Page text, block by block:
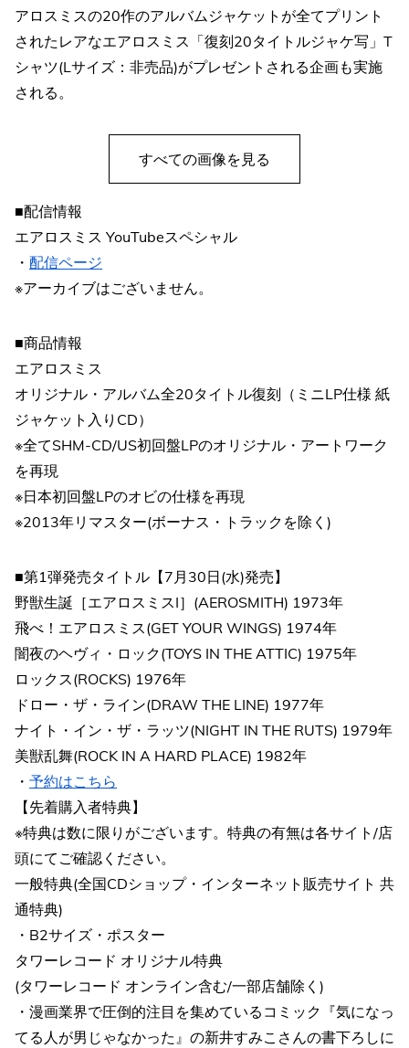
アロスミスの20作のアルバムジャケットが全てプリント
されたレアなエアロスミス「復刻20タイトルジャケ写」T
シャツ(Lサイズ：非売品)がプレゼントされる企画も実施
される。
すべての画像を見る
■配信情報
エアロスミス YouTubeスペシャル
・ 配信ページ
※アーカイブはございません。
■商品情報
エアロスミス
オリジナル・アルバム全20タイトル復刻（ミニLP仕様 紙
ジャケット入りCD）
※全てSHM-CD/US初回盤LPのオリジナル・アートワーク
を再現
※日本初回盤LPのオビの仕様を再現
※2013年リマスター(ボーナス・トラックを除く)
■第1弾発売タイトル【7月30日(水)発売】
野獣生誕［エアロスミスI］(AEROSMITH) 1973年
飛べ！エアロスミス(GET YOUR WINGS) 1974年
闇夜のヘヴィ・ロック(TOYS IN THE ATTIC) 1975年
ロックス(ROCKS) 1976年
ドロー・ザ・ライン(DRAW THE LINE) 1977年
ナイト・イン・ザ・ラッツ(NIGHT IN THE RUTS) 1979年
美獣乱舞(ROCK IN A HARD PLACE) 1982年
・ 予約はこちら
【先着購入者特典】
※特典は数に限りがございます。特典の有無は各サイト/店
頭にてご確認ください。
一般特典(全国CDショップ・インターネット販売サイト 共
通特典)
・B2サイズ・ポスター
タワーレコード オリジナル特典
(タワーレコード オンライン含む/一部店舗除く)
・漫画業界で圧倒的注目を集めているコミック『気になっ
てる人が男じゃなかった』の新井すみこさんの書下ろしに